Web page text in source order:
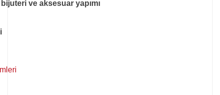
ve aksesuar yapımı